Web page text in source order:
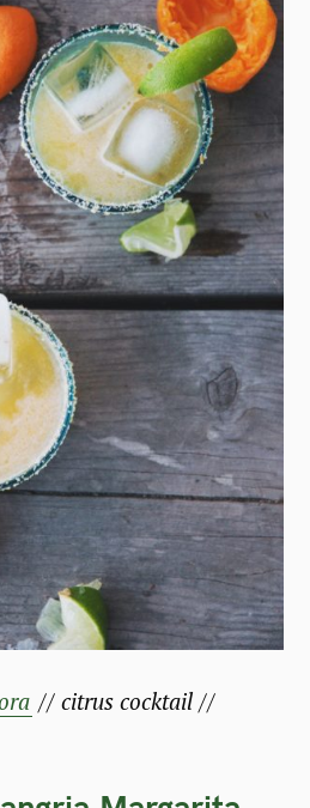
// citrus cocktail //